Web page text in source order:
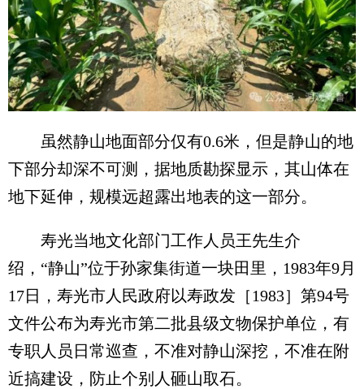
虽然静山地面部分仅有0.6米，但是静山的地
下部分却深不可测，据地质勘探显示，其山体在
地下延伸，规模远超露出地表的这一部分。
寿光当地文化部门工作人员王先生介
绍，“静山”位于孙家集街道一块田里，1983年9月
17日，寿光市人民政府以寿政发［1983］第94号
文件公布为寿光市第二批县级文物保护单位，有
专职人员日常巡查，不准对静山深挖，不准在附
近搞建设，防止个别人砸山取石。